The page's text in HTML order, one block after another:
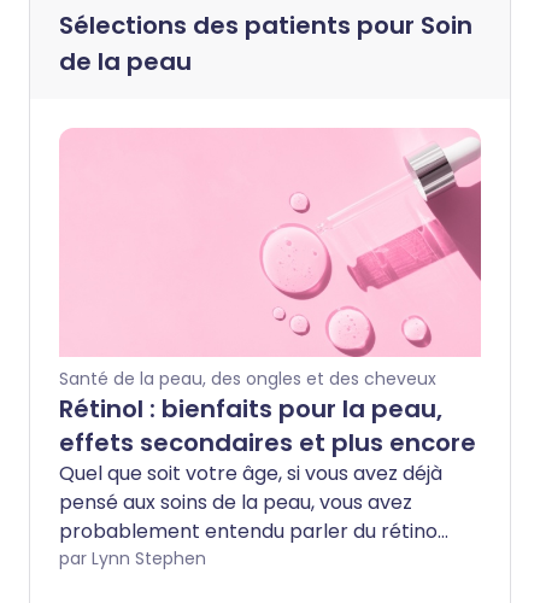
Sélections des patients pour Soin
de la peau
Santé de la peau, des ongles et des cheveux
Rétinol : bienfaits pour la peau,
effets secondaires et plus encore
Quel que soit votre âge, si vous avez déjà
pensé aux soins de la peau, vous avez
probablement entendu parler du rétinol.
Mais si vous ne savez pas exactement ce
par Lynn Stephen